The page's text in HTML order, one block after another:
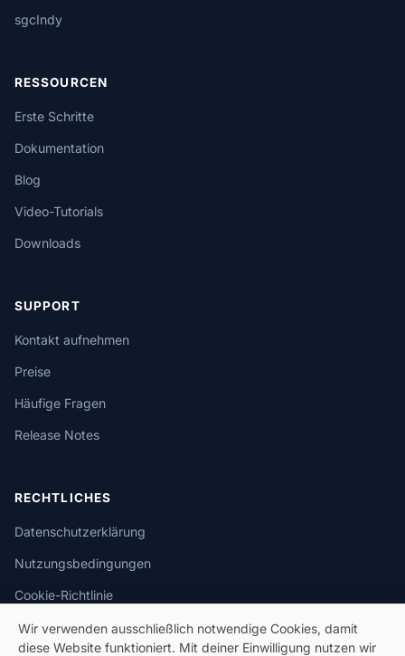
sgcIndy
RESSOURCEN
Erste Schritte
Dokumentation
Blog
Video-Tutorials
Downloads
SUPPORT
Kontakt aufnehmen
Preise
Häufige Fragen
Release Notes
RECHTLICHES
Datenschutzerklärung
Nutzungsbedingungen
Cookie-Richtlinie
Wir verwenden ausschließlich notwendige Cookies, damit
diese Website funktioniert. Mit deiner Einwilligung nutzen wir